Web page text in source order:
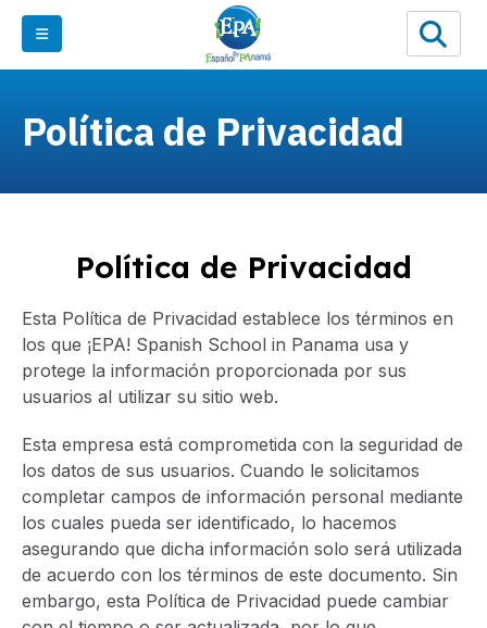
Política de Privacidad
Política de Privacidad
Esta Política de Privacidad establece los términos en
los que ¡EPA! Spanish School in Panama usa y
protege la información proporcionada por sus
usuarios al utilizar su sitio web.
Esta empresa está comprometida con la seguridad de
los datos de sus usuarios. Cuando le solicitamos
completar campos de información personal mediante
los cuales pueda ser identificado, lo hacemos
asegurando que dicha información solo será utilizada
de acuerdo con los términos de este documento. Sin
embargo, esta Política de Privacidad puede cambiar